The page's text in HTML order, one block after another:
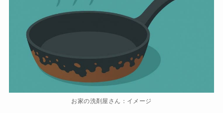
お家の洗剤屋さん：イメージ